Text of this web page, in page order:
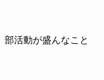
部活動が盛んなこと